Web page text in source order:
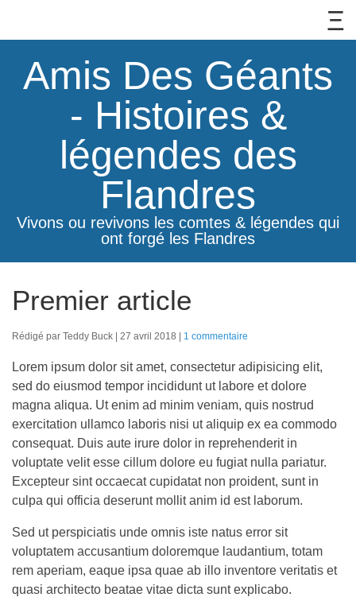
Amis Des Géants
- Histoires &
légendes des
Flandres
Vivons ou revivons les comtes & légendes qui
ont forgé les Flandres
Premier article
Rédigé par Teddy Buck 27 avril 2018 1 commentaire
Lorem ipsum dolor sit amet, consectetur adipisicing elit,
sed do eiusmod tempor incididunt ut labore et dolore
magna aliqua. Ut enim ad minim veniam, quis nostrud
exercitation ullamco laboris nisi ut aliquip ex ea commodo
consequat. Duis aute irure dolor in reprehenderit in
voluptate velit esse cillum dolore eu fugiat nulla pariatur.
Excepteur sint occaecat cupidatat non proident, sunt in
culpa qui officia deserunt mollit anim id est laborum.
Sed ut perspiciatis unde omnis iste natus error sit
voluptatem accusantium doloremque laudantium, totam
rem aperiam, eaque ipsa quae ab illo inventore veritatis et
quasi architecto beatae vitae dicta sunt explicabo.